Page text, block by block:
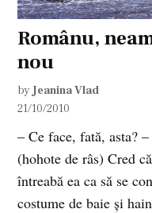
Românu,
nou
by Jeanina Vlad
21/10/2010
– Ce face, fată, asta?
(hohote de râs) Cred
întreabă ea ca să se
costume de baie şi